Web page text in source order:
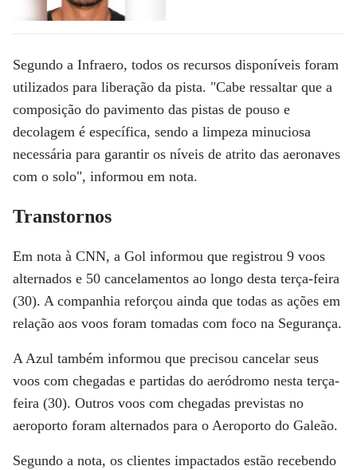
Segundo a Infraero, todos os recursos disponíveis foram
utilizados para liberação da pista. "Cabe ressaltar que a
composição do pavimento das pistas de pouso e
decolagem é específica, sendo a limpeza minuciosa
necessária para garantir os níveis de atrito das aeronaves
com o solo", informou em nota.
Transtornos
Em nota à CNN, a Gol informou que registrou 9 voos
alternados e 50 cancelamentos ao longo desta terça-feira
(30). A companhia reforçou ainda que todas as ações em
relação aos voos foram tomadas com foco na Segurança.
A Azul também informou que precisou cancelar seus
voos com chegadas e partidas do aeródromo nesta terça-
feira (30). Outros voos com chegadas previstas no
aeroporto foram alternados para o Aeroporto do Galeão.
Segundo a nota, os clientes impactados estão recebendo